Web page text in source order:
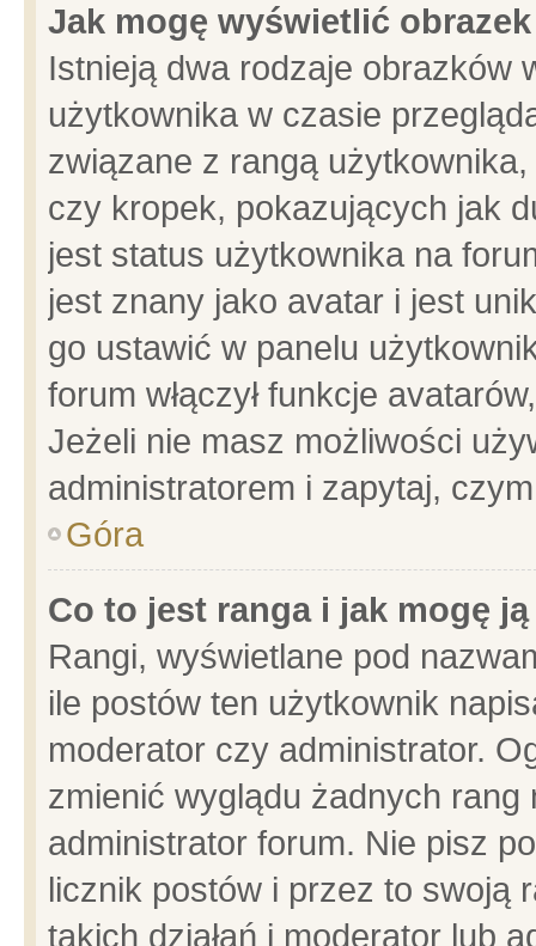
Jak mogę wyświetlić
Istnieją dwa rodzaje obrazków
użytkownika w czasie
związane z rangą
czy kropek, pokazujących jak
jest status użytkownika na
jest znany jako avatar i jest
go ustawić w panelu
forum włączył funkcje
Jeżeli nie masz możliwości
administratorem i zapytaj,
Góra
Co to jest ranga i jak mogę
Rangi, wyświetlane pod
ile postów ten użytkownik
moderator czy administrator.
zmienić wyglądu żadnych
administrator forum. Nie pisz
licznik postów i przez to swoją
takich działań i moderator lub